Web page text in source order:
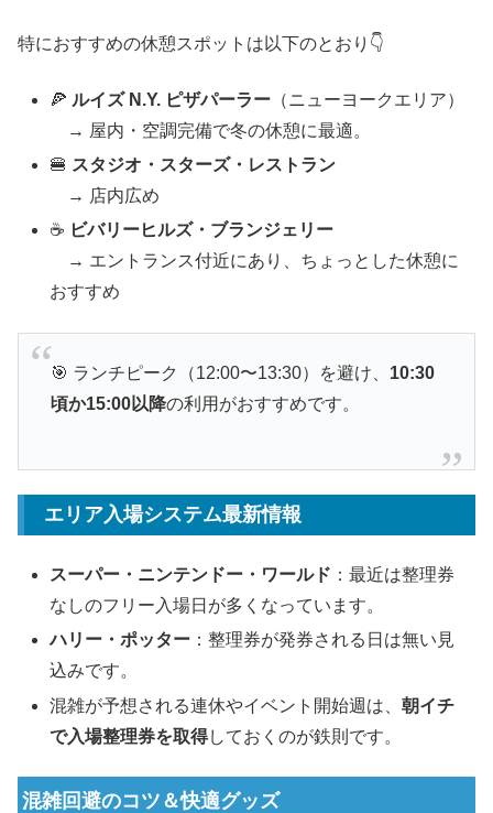
特におすすめの休憩スポットは以下のとおり👇
🍕 ルイズ N.Y. ピザパーラー （ニューヨークエリア）
→ 屋内・空調完備で冬の休憩に最適。
🍔 スタジオ・スターズ・レストラン
→ 店内広め
☕ ビバリーヒルズ・ブランジェリー
→ エントランス付近にあり、ちょっとした休憩に
おすすめ
🎯 ランチピーク（12:00〜13:30）を避け、 10:30
頃か15:00以降の利用がおすすめです。
エリア入場システム最新情報
スーパー・ニンテンドー・ワールド ：最近は整理券
なしのフリー入場日が多くなっています。
ハリー・ポッター ：整理券が発券される日は無い見
込みです。
混雑が予想される連休やイベント開始週は、朝イチ
で入場整理券を取得しておくのが鉄則です。
混雑回避のコツ＆快適グッズ